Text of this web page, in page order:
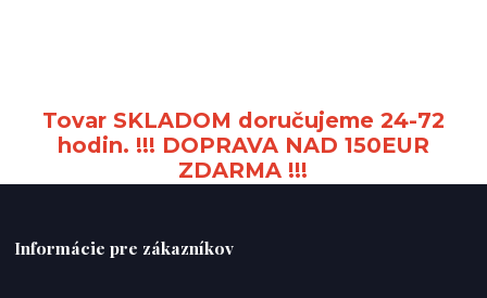
Tovar SKLADOM doručujeme 24-72
hodin. !!! DOPRAVA NAD 150EUR
ZDARMA !!!
Informácie pre zákazníkov